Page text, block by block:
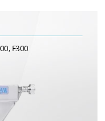
F300